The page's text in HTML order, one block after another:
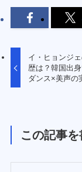
イ・ヒョンジ
歴は？韓国出
ダンス×美声の
この記事を